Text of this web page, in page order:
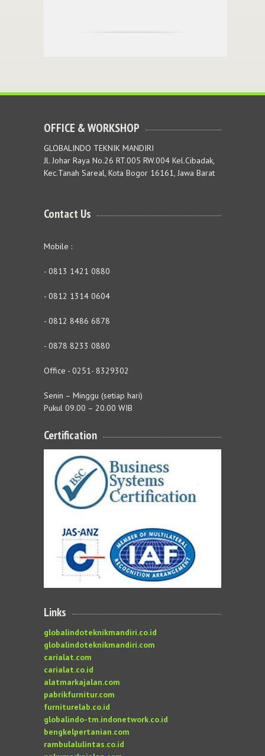
OFFICE & WORKSHOP
GLOBALINDO TEKNIK MANDIRI
Jl. Johar Raya No.26 RT.005 RW.004 Kel.Cibadak,
Kec.Tanah Sareal, Kota Bogor 16161, Jawa Barat
Contact Us
Mobile :
- 0813 1421 0880
- 0812 1314 0604
- 0812 8486 6878
- 0878 8233 0880
Office - 0251- 8329302
Senin – Minggu (setiap hari)
Pukul 09.00 – 20.00 WIB
Certification
Links
globalindoteknikmandiri.co.id
globalindoteknikmandiri.com
carialat.com
carialat.co.id
alatmarkajalan.com
pabrikfurnitur.com
furniturelab.co.id
globalindo-tm.indonetwork.co.id
bengkelpertanian.com
rambulalulintas.co.id